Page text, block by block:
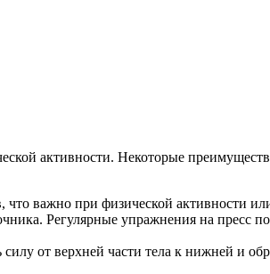
активности. Некоторые
важно при физической активности
Регулярные упражнения на пресс
от верхней части тела к нижней и